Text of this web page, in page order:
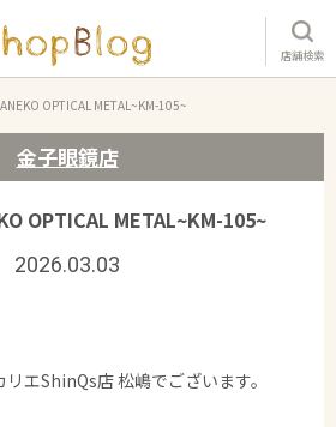
店舗検索
OPTICAL METAL~KM-105~
金子眼鏡店
OPTICAL METAL~KM-105~
2026.03.03
エShinQs店 松嶋でございます。